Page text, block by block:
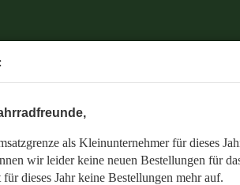
als Kleinunternehmer für dieses
wir leider keine neuen Bestellungen für
dieses Jahr keine Bestellungen mehr auf.
aufnehmen.
im nächsten Jahr weiterhin verfügbar.
die bis einschließlich 19.07.2026